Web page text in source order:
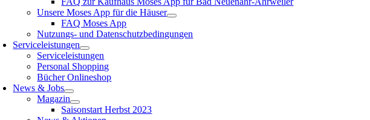
Unsere Moses App für die Häuser
FAQ Moses App
Nutzungs- und Datenschutzbedingungen
Serviceleistungen
Serviceleistungen
Personal Shopping
Bücher Onlineshop
News & Jobs
Magazin
Saisonstart Herbst 2023